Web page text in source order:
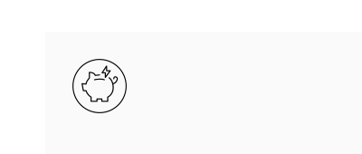
Bild